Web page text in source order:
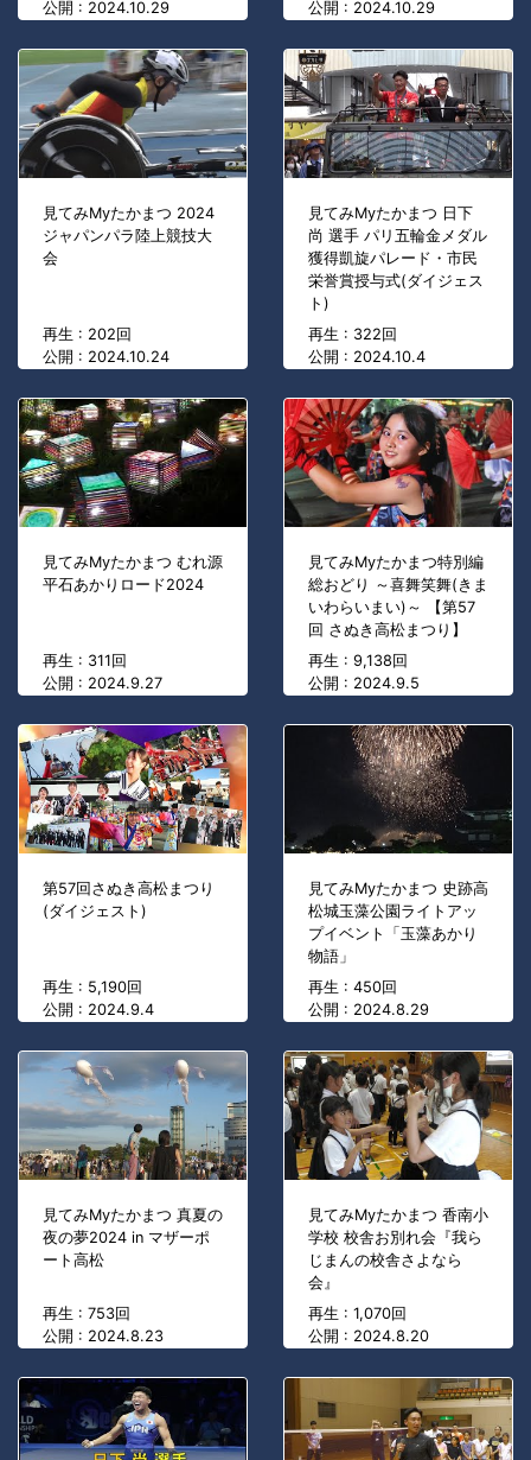
公開 : 2024.10.29 公開 : 2024.10.29
見てみMyたかまつ 2024
ジャパンパラ陸上競技大
会
再生 : 202回
公開 : 2024.10.24
見てみMyたかまつ 日下
尚 選手 パリ五輪金メダル
獲得凱旋パレード・市民
栄誉賞授与式(ダイジェス
ト)
再生 : 322回
公開 : 2024.10.4
見てみMyたかまつ むれ源
平石あかりロード2024
再生 : 311回
公開 : 2024.9.27
見てみMyたかまつ特別編
総おどり ～喜舞笑舞(きま
いわらいまい)～ 【第57
回 さぬき高松まつり】
再生 : 9,138回
公開 : 2024.9.5
第57回さぬき高松まつり
(ダイジェスト)
再生 : 5,190回
公開 : 2024.9.4
見てみMyたかまつ 史跡高
松城玉藻公園ライトアッ
プイベント「玉藻あかり
物語」
再生 : 450回
公開 : 2024.8.29
見てみMyたかまつ 真夏の
夜の夢2024 in マザーポ
ート高松
再生 : 753回
公開 : 2024.8.23
見てみMyたかまつ 香南小
学校 校舎お別れ会『我ら
じまんの校舎さよなら
会』
再生 : 1,070回
公開 : 2024.8.20